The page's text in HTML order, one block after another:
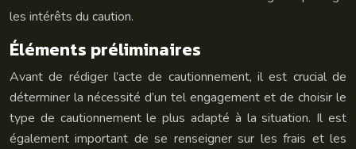
les intérêts du caution.
Éléments préliminaires
Avant de rédiger l’acte de cautionnement, il est crucial de
déterminer la nécessité d’un tel engagement et de choisir le
type de cautionnement le plus adapté à la situation. Il est
également important de se renseigner sur les frais et les